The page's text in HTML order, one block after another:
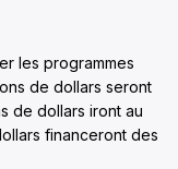
les programmes
de dollars seront
de dollars iront au
financeront des